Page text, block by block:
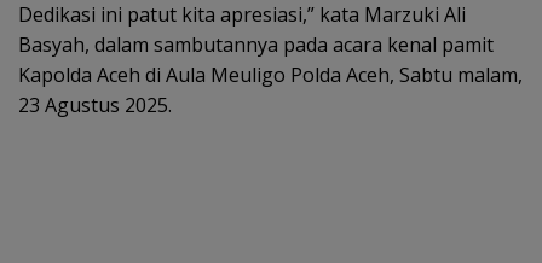
Dedikasi ini patut kita apresiasi,” kata Marzuki Ali
Basyah, dalam sambutannya pada acara kenal pamit
Kapolda Aceh di Aula Meuligo Polda Aceh, Sabtu malam,
23 Agustus 2025.